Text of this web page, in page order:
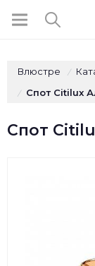
Влюстре /
/ Спот Citilux
Спот